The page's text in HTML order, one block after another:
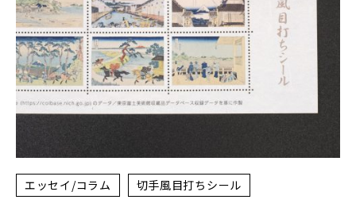
エッセイ/コラム 切手風目打ちシール